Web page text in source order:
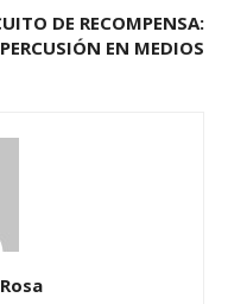
DE RECOMPENSA:
EN MEDIOS